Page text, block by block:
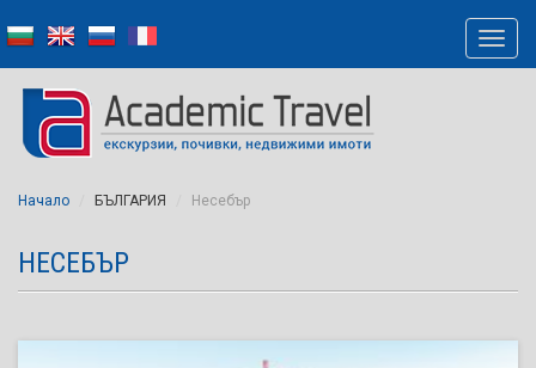
Начало БЪЛГАРИЯ Несебър
НЕСЕБЪР